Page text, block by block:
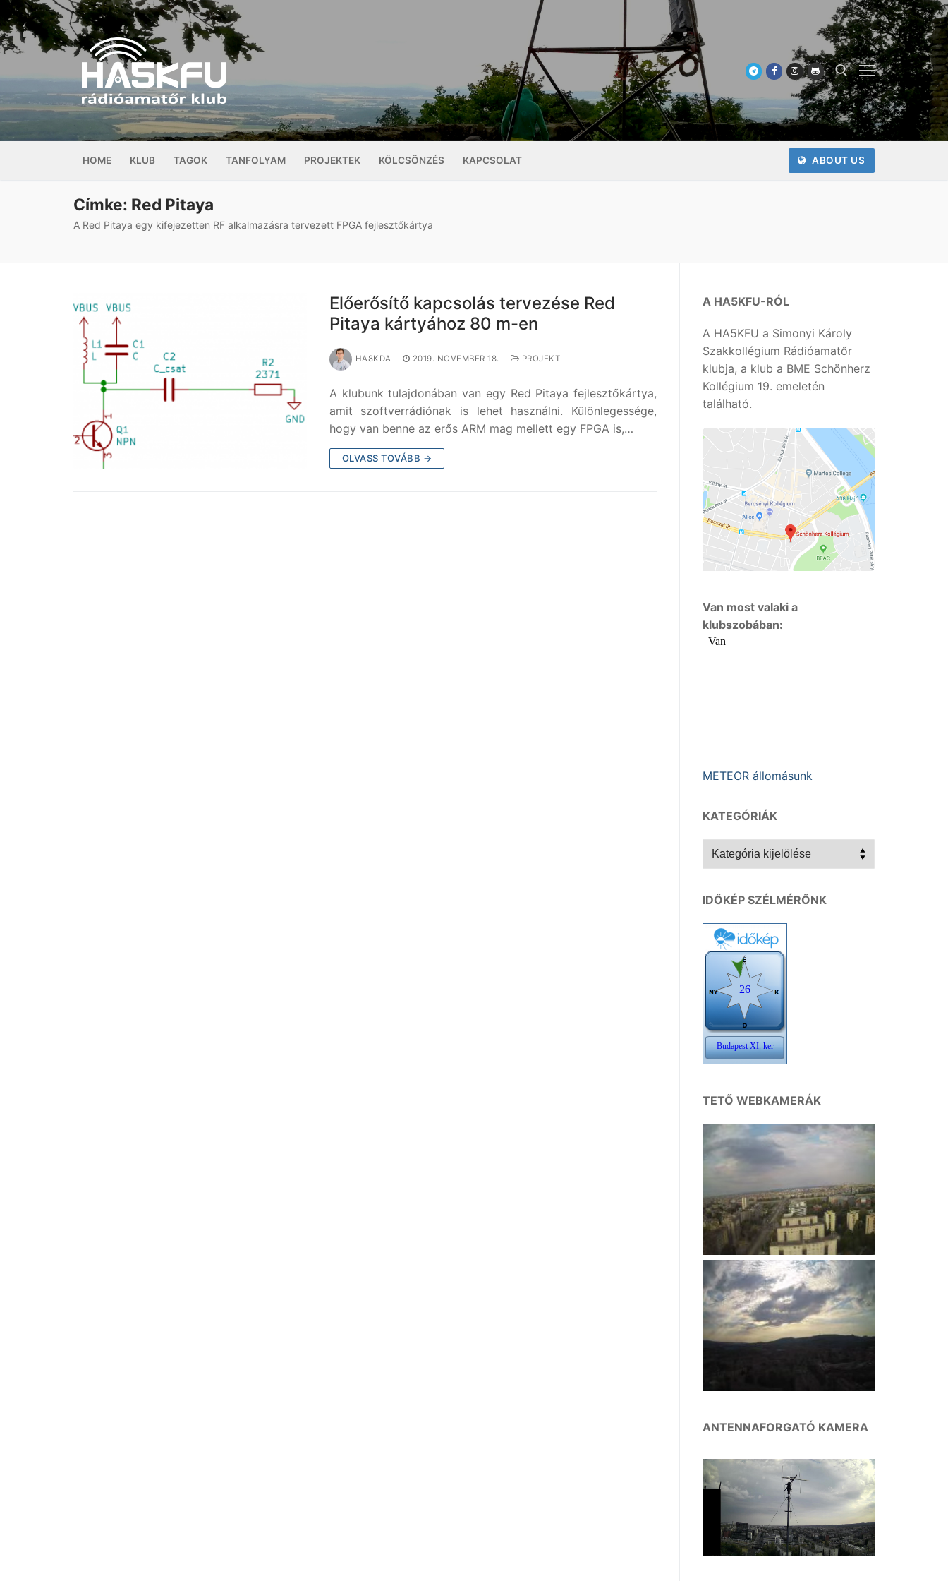
Ugrás
a
tartalomra
Keresése:
HOME KLUB TAGOK TANFOLYAM PROJEKTEK KÖLCSÖNZÉS KAPCSOLAT ABOUT US
Címke: Red Pitaya
A Red Pitaya egy kifejezetten RF alkalmazásra tervezett FPGA fejlesztőkártya
Előerősítő kapcsolás tervezése Red
Pitaya kártyához 80 m-en
HA8KDA 2019. NOVEMBER 18. PROJEKT
A klubunk tulajdonában van egy Red Pitaya fejlesztőkártya,
amit szoftverrádiónak is lehet használni. Különlegessége,
hogy van benne az erős ARM mag mellett egy FPGA is,…
OLVASS TOVÁBB →
A HA5KFU-RÓL
A HA5KFU a Simonyi Károly
Szakkollégium Rádióamatőr
klubja, a klub a BME Schönherz
Kollégium 19. emeletén
található.
Van most valaki a
klubszobában:
METEOR állomásunk
KATEGÓRIÁK
Kategóriák
IDŐKÉP SZÉLMÉRŐNK
TETŐ WEBKAMERÁK
ANTENNAFORGATÓ KAMERA